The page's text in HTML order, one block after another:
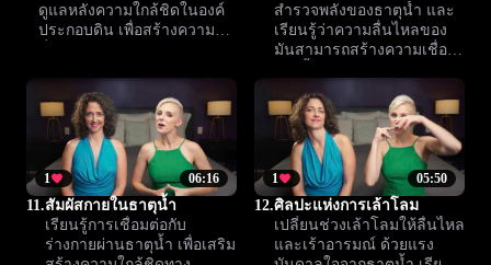
ดูแลหลังความใกล้ชิดในองค์
ประกอบดิน เพื่อสร้างความ
สำรวจพลังของธาตุน้ำ และ
เรียนรู้ว่าความลื่นไหลของ
มันสามารถสร้างความเชื่อม
ร่างกายในชีวิตรักได้อย่างไร
จุดเริ่มต้นสู่ประสบการณ์ใหม่
ที่เข้าใจกันมากขึ้น
06:16
1
11.สัมผัสกายในธาตุน้ำ
เรียนรู้การเชื่อมต่อกับ
ร่างกายผ่านธาตุน้ำ เพื่อเสริม
05:50
1
12.ศิลปะแห่งการเล้าโลม
เปลี่ยนช่วงเล้าโลมให้ลื่นไหล
และเร้าอารมณ์ ด้วยแรง